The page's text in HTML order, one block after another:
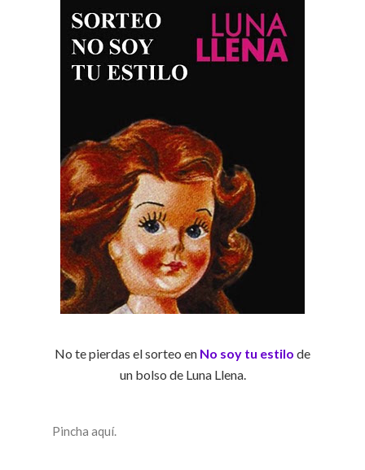
No te pierdas el sorteo en No soy tu estilo de
un bolso de Luna Llena.
Pincha aquí.